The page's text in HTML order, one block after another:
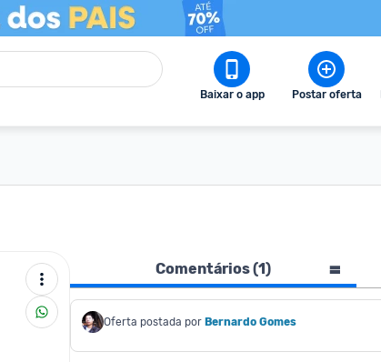
Baixar o app Postar oferta
Comentários (1)
Oferta postada por Bernardo Gomes